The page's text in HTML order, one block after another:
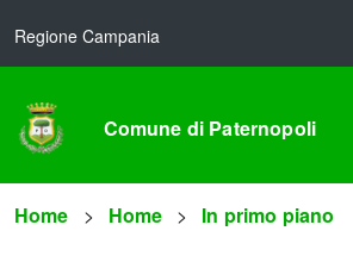
Regione Campania
Comune di Paternopoli
Home Home In primo piano